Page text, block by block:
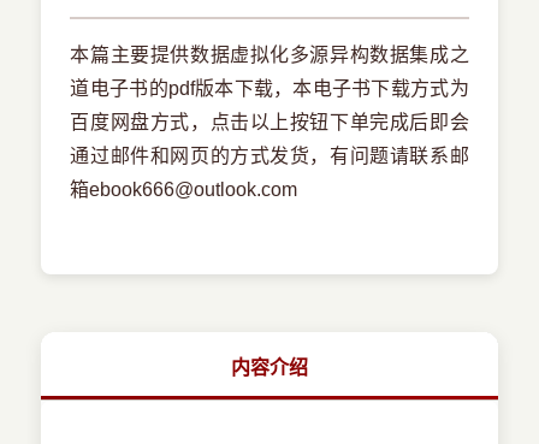
本篇主要提供数据虚拟化多源异构数据集成之
道电子书的pdf版本下载，本电子书下载方式为
百度网盘方式，点击以上按钮下单完成后即会
通过邮件和网页的方式发货，有问题请联系邮
箱ebook666@outlook.com
内容介绍